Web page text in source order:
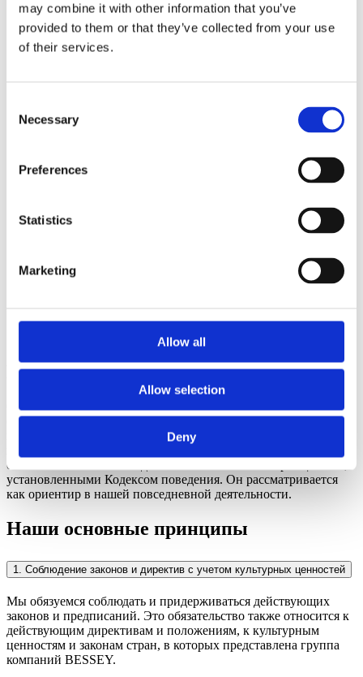
may combine it with other information that you’ve
provided to them or that they’ve collected from your use
of their services.
Selection
Necessary
Preferences
Statistics
Marketing
Allow all
Allow selection
Deny
Группа BESSEY – Кодекс поведения
Основные принципы, регулирующие действия и решения
сотрудников BESSEY, изложены в настоящем Кодексе
поведения и являются обязательными для всего персонала. В
ответственность за поведение в соответствии с принципами,
установленными Кодексом поведения. Он рассматривается
как ориентир в нашей повседневной деятельности.
Наши основные принципы
1. Соблюдение законов и директив с учетом культурных ценностей
Мы обязуемся соблюдать и придерживаться действующих
законов и предписаний. Это обязательство также относится к
действующим директивам и положениям, к культурным
ценностям и законам стран, в которых представлена группа
компаний BESSEY.